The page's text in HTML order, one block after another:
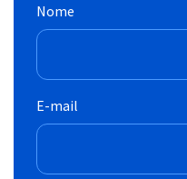
Nome
E-mail